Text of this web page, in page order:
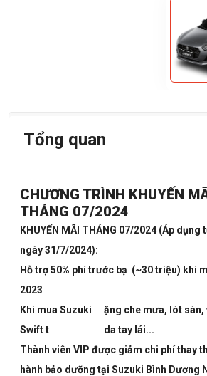
Tổng quan
CHƯƠNG TRÌNH KHUYẾN
THÁNG 07/2024
KHUYẾN MÃI THÁNG 07/2024 (Áp
ngày 31/7/2024):
Hỗ trợ 50% phí trước bạ (~30 triệu) khi
2023
Khi mua Suzuki
Swift t
ặng che mưa, lót sàn,
da tay lái...
Thành viên VIP được giảm chi phí thay
hành bảo dưỡng tại Suzuki Bình Dương